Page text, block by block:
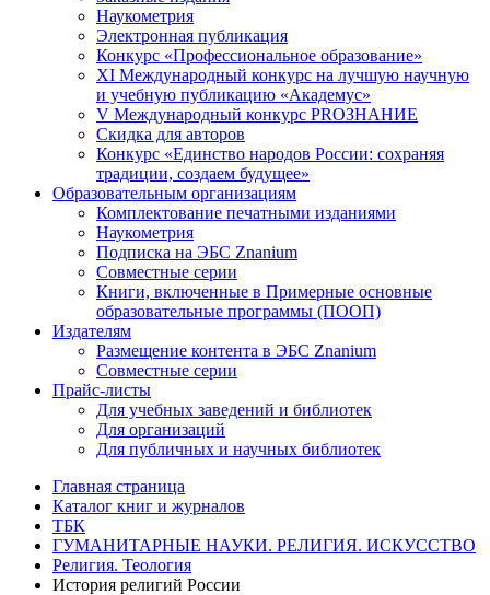
Наукометрия
Электронная публикация
Конкурс «Профессиональное образование»
XI Международный конкурс на лучшую научную
и учебную публикацию «Академус»
V Международный конкурс PROЗНАНИЕ
Скидка для авторов
Конкурс «Единство народов России: сохраняя
традиции, создаем будущее»
Образовательным организациям
Комплектование печатными изданиями
Наукометрия
Подписка на ЭБС Znanium
Совместные серии
Книги, включенные в Примерные основные
образовательные программы (ПООП)
Издателям
Размещение контента в ЭБС Znanium
Совместные серии
Прайс-листы
Для учебных заведений и библиотек
Для организаций
Для публичных и научных библиотек
Главная страница
Каталог книг и журналов
ТБК
ГУМАНИТАРНЫЕ НАУКИ. РЕЛИГИЯ. ИСКУССТВО
Религия. Теология
История религий России